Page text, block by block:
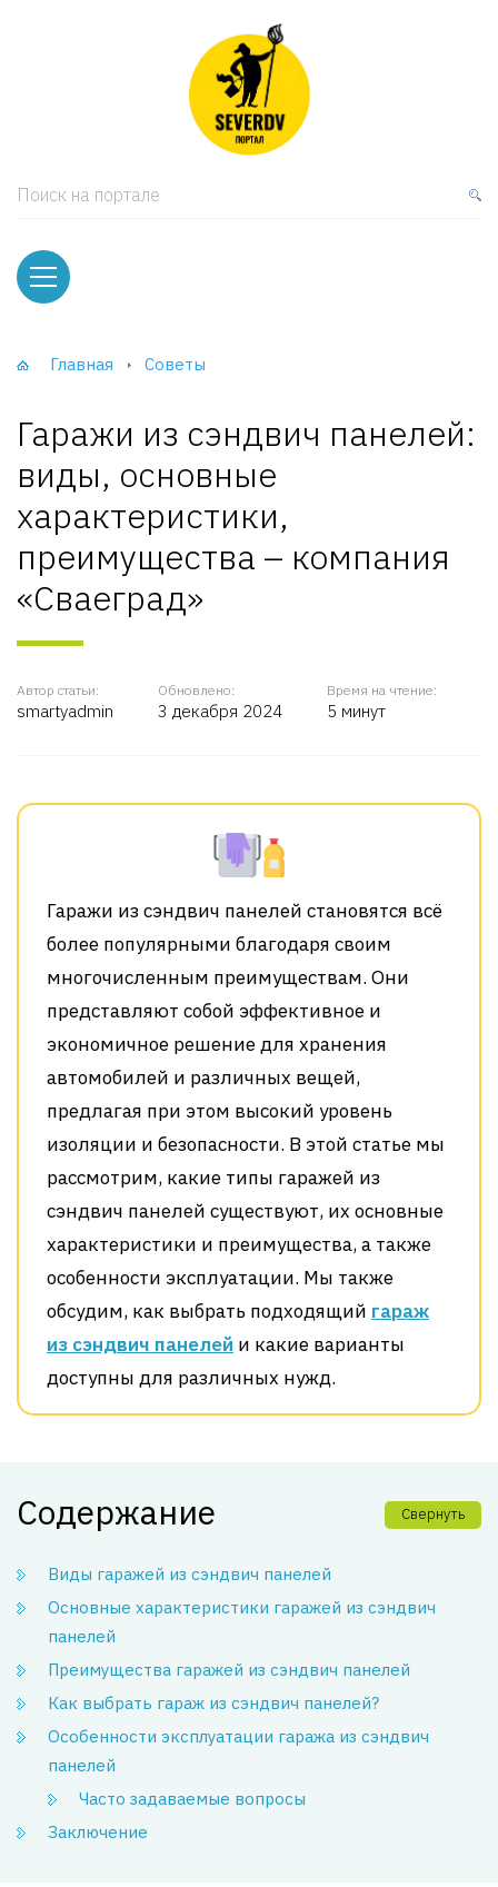
Поиск на портале
Главная Советы
Гаражи из сэндвич панелей:
виды, основные
характеристики,
преимущества – компания
«Сваеград»
Автор статьи:
smartyadmin
Обновлено:
3 декабря 2024
Время на чтение:
5 минут
Гаражи из сэндвич панелей становятся всё
более популярными благодаря своим
многочисленным преимуществам. Они
представляют собой эффективное и
экономичное решение для хранения
автомобилей и различных вещей,
предлагая при этом высокий уровень
изоляции и безопасности. В этой статье мы
рассмотрим, какие типы гаражей из
сэндвич панелей существуют, их основные
характеристики и преимущества, а также
особенности эксплуатации. Мы также
обсудим, как выбрать подходящий гараж
из сэндвич панелей и какие варианты
доступны для различных нужд.
Содержание Свернуть
Виды гаражей из сэндвич панелей
Основные характеристики гаражей из сэндвич
панелей
Преимущества гаражей из сэндвич панелей
Как выбрать гараж из сэндвич панелей?
Особенности эксплуатации гаража из сэндвич
панелей
Часто задаваемые вопросы
Заключение
и тумбы